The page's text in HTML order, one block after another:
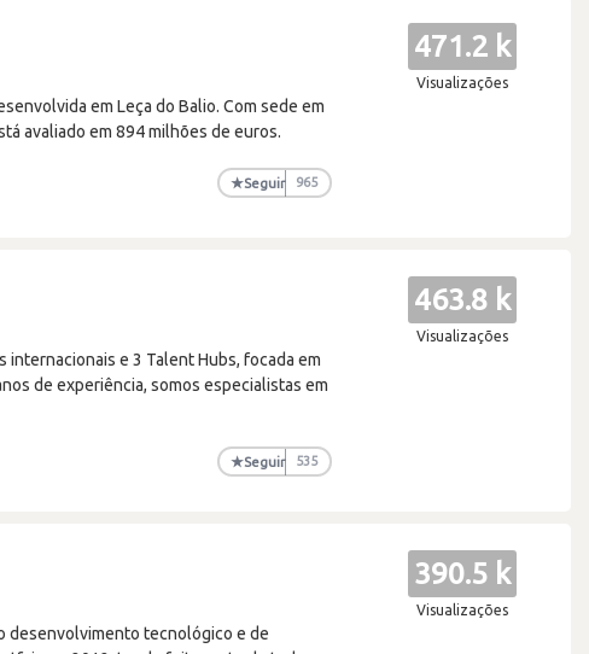
em Leça do Balio. Com sede em
avaliado em 894 milhões de euros.
★Seguir 965
471.2 k
Visualizações
internacionais e 3 Talent Hubs, focada em
de experiência, somos especialistas em
★Seguir 535
463.8 k
Visualizações
desenvolvimento tecnológico e de
390.5 k
Visualizações